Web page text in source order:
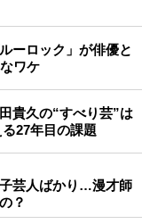
ーロック」が俳優と
ワケ
貴久の“すべり芸”は
27年目の課題
芸人ばかり…漫才師
？